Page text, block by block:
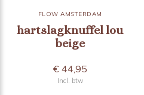
FLOW AMSTERDAM
hartslagknuffel lou
beige
€ 44,95
Incl. btw